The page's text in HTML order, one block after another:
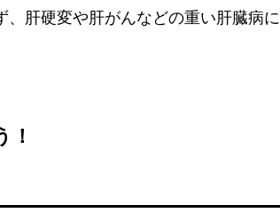
肝硬変や肝がんなどの重い肝臓病に